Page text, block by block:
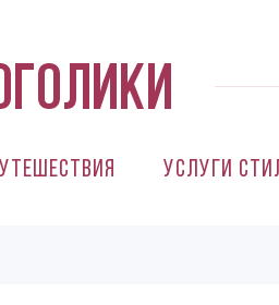
Услуги